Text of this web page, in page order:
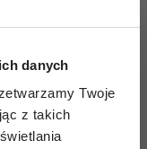
danych
Twoje
z takich
serka
puszystą
całośc!